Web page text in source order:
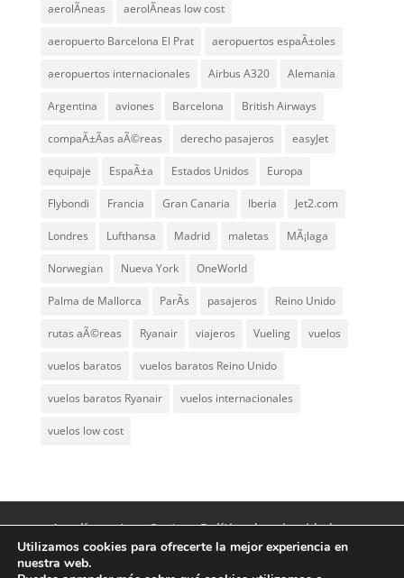
aerolÃ­neas aerolÃ­neas low cost
aeropuerto Barcelona El Prat aeropuertos espaÃ±oles
aeropuertos internacionales Airbus A320 Alemania
Argentina aviones Barcelona British Airways
compaÃ±Ã­as aÃ©reas derecho pasajeros easyJet
equipaje EspaÃ±a Estados Unidos Europa
Flybondi Francia Gran Canaria Iberia Jet2.com
Londres Lufthansa Madrid maletas MÃ¡laga
Norwegian Nueva York OneWorld
Palma de Mallorca ParÃ­s pasajeros Reino Unido
rutas aÃ©reas Ryanair viajeros Vueling vuelos
vuelos baratos vuelos baratos Reino Unido
vuelos baratos Ryanair vuelos internacionales
vuelos low cost
Aerolíneas Low Cost
Política de privacidad
Aviso Legal
Contacto
Utilizamos cookies para ofrecerte la mejor experiencia en
nuestra web.